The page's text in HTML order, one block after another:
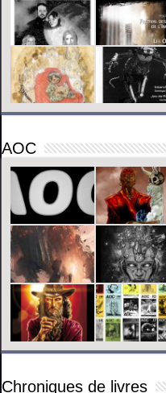
AOC
Chroniques de livres